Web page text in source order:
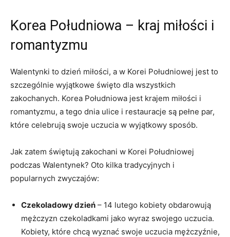
Korea Południowa – kraj miłości i
romantyzmu
Walentynki to dzień miłości, a w Korei Południowej jest to
​szczególnie wyjątkowe święto dla wszystkich
zakochanych. Korea Południowa jest krajem miłości i
romantyzmu, a tego dnia ulice i restauracje są pełne par,
które celebrują swoje uczucia w wyjątkowy ‍sposób.
Jak zatem świętują zakochani⁣ w Korei Południowej
podczas ⁢Walentynek? Oto kilka tradycyjnych i
popularnych zwyczajów:
Czekoladowy dzień – 14 lutego kobiety obdarowują
‍mężczyzn czekoladkami ‍jako ⁢wyraz ⁣swojego uczucia. ​
Kobiety, które chcą wyznać swoje uczucia mężczyźnie,